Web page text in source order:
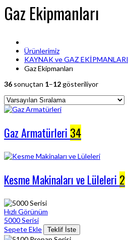
Gaz Ekipmanları
Ürünlerimiz
KAYNAK ve GAZ EKİPMANLARI
Gaz Ekipmanları
36 sonuçtan 1–12gösteriliyor
Gaz Armatürleri 34
Kesme Makinaları ve Lüleleri 2
Hızlı Görünüm
5000 Serisi
Sepete Ekle
Teklif İste